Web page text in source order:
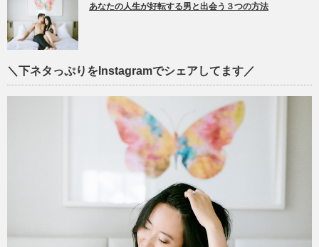
あなたの人生が好転する男と出会う３つの方法
＼下ネタっぷりをInstagramでシェアしてます／